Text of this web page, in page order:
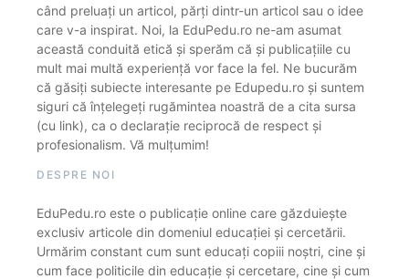
când preluați un articol, părți dintr-un articol sau o idee
care v-a inspirat. Noi, la EduPedu.ro ne-am asumat
această conduită etică și sperăm că și publicațiile cu
mult mai multă experiență vor face la fel. Ne bucurăm
că găsiți subiecte interesante pe Edupedu.ro și suntem
siguri că înțelegeți rugămintea noastră de a cita sursa
(cu link), ca o declarație reciprocă de respect și
profesionalism. Vă mulțumim!
DESPRE NOI
EduPedu.ro este o publicație online care găzduiește
exclusiv articole din domeniul educației și cercetării.
Urmărim constant cum sunt educați copiii noștri, cine și
cum face politicile din educație și cercetare, cine și cum